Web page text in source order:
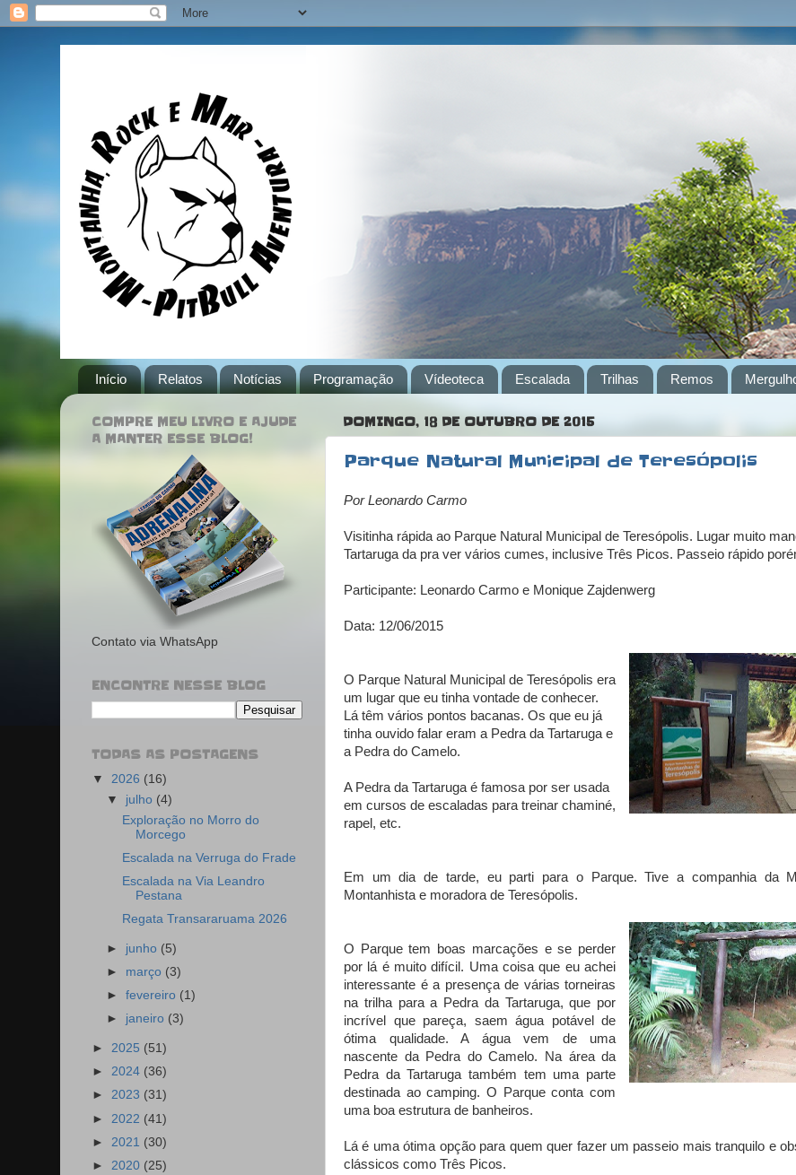
Início Relatos Notícias Programação Vídeoteca Escalada Trilhas Remos
DOMINGO, 18 DE OUTUBRO DE 2015
Parque Natural Municipal de Teresópolis
Por Leonardo Carmo
Visitinha rápida ao Parque Natural Municipal de Teresópolis. Lugar muito
Tartaruga da pra ver vários cumes, inclusive Três Picos. Passeio rápido
Participante: Leonardo Carmo e Monique Zajdenwerg
Data: 12/06/2015
O Parque Natural Municipal de Teresópolis era
um lugar que eu tinha vontade de conhecer.
Lá têm vários pontos bacanas. Os que eu já
tinha ouvido falar eram a Pedra da Tartaruga e
a Pedra do Camelo.
A Pedra da Tartaruga é famosa por ser usada
em cursos de escaladas para treinar chaminé,
rapel, etc.
Em um dia de tarde, eu parti para o Parque. Tive a companhia da
Montanhista e moradora de Teresópolis.
O Parque tem boas marcações e se perder
por lá é muito difícil. Uma coisa que eu achei
interessante é a presença de várias torneiras
na trilha para a Pedra da Tartaruga, que por
incrível que pareça, saem água potável de
ótima qualidade. A água vem de uma
nascente da Pedra do Camelo. Na área da
Pedra da Tartaruga também tem uma parte
destinada ao camping. O Parque conta com
uma boa estrutura de banheiros.
Lá é uma ótima opção para quem quer fazer um passeio mais tranquilo e
clássicos como Três Picos.
COMPRE MEU LIVRO E AJUDE
A MANTER ESSE BLOG!
Contato via WhatsApp
ENCONTRE NESSE BLOG
TODAS AS POSTAGENS
▼ 2026 (16)
▼ julho (4)
Exploração no Morro do
Morcego
Escalada na Verruga do Frade
Escalada na Via Leandro
Pestana
Regata Transararuama 2026
► junho (5)
► março (3)
►fevereiro (1)
► janeiro (3)
► 2025 (51)
► 2024 (36)
► 2023 (31)
► 2022 (41)
► 2021 (30)
► 2020 (25)